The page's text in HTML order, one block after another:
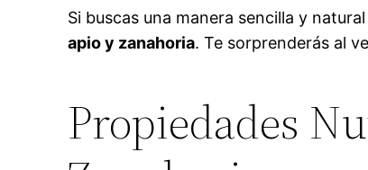
Si buscas una manera sencilla y
apio y zanahoria. Te sorprenderás al
Propiedades